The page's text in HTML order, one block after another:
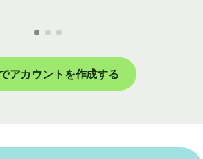
アカウントを作成する